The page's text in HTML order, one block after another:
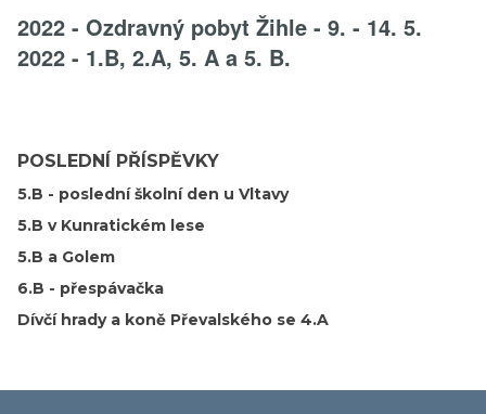
2022 - Ozdravný pobyt Žihle - 9. - 14. 5.
2022 - 1.B, 2.A, 5. A a 5. B.
POSLEDNÍ PŘÍSPĚVKY
5.B - poslední školní den u Vltavy
5.B v Kunratickém lese
5.B a Golem
6.B - přespávačka
Dívčí hrady a koně Převalského se 4.A